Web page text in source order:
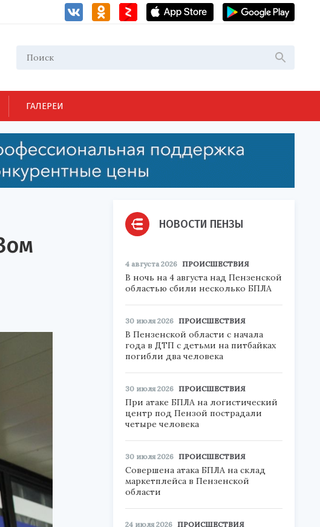
ГАЛЕРЕИ
НОВОСТИ ПЕНЗЫ
4 августа 2026 ПРОИСШЕСТВИЯ
В ночь на 4 августа над Пензенской
областью сбили несколько БПЛА
30 июля 2026 ПРОИСШЕСТВИЯ
В Пензенской области с начала
года в ДТП с детьми на питбайках
погибли два человека
30 июля 2026 ПРОИСШЕСТВИЯ
При атаке БПЛА на логистический
центр под Пензой пострадали
четыре человека
30 июля 2026 ПРОИСШЕСТВИЯ
Совершена атака БПЛА на склад
маркетплейса в Пензенской
области
24 июля 2026 ПРОИСШЕСТВИЯ